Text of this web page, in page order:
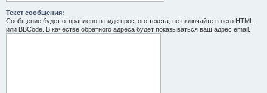
Текст сообщения:
Сообщение будет отправлено в виде простого текста, не включайте в него HTML
или BBCode. В качестве обратного адреса будет показываться ваш адрес email.